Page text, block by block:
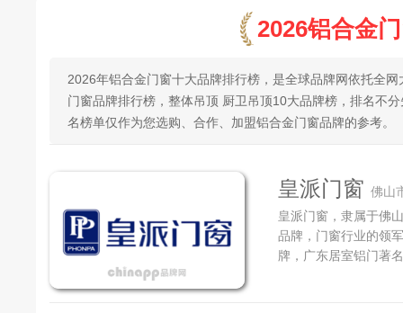
2026铝合金
2026年铝合金门窗十大品牌排行榜，是全球品牌网依托全
门窗品牌排行榜，整体吊顶 厨卫吊顶10大品牌榜，排名不
名榜单仅作为您选购、合作、加盟铝合金门窗品牌的参考。
皇派门窗 佛山
皇派门窗，隶属于佛
品牌，门窗行业的领
牌，广东居室铝门著